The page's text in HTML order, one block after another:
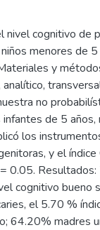
cognitivo de
menores de
y
no
de 5 años,
los
y el
0.05.
cognitivo bueno
el 5.70 %
64.20% madres